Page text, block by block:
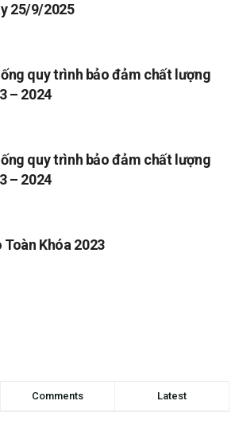
25/9/2025
quy trình bảo đảm chất lượng
– 2024
quy trình bảo đảm chất lượng
– 2024
Khóa 2023
Comments Latest